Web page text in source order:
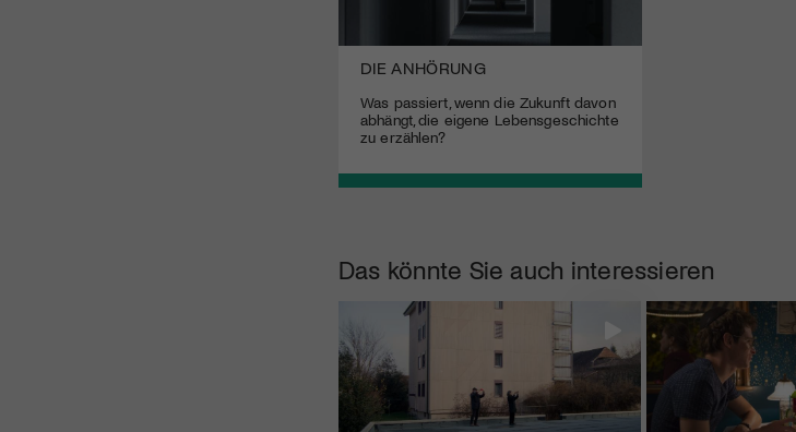
DIE ANHÖRUNG
Was passiert, wenn die Zukunft davon
abhängt, die eigene Lebensgeschichte
zu erzählen?
Das könnte Sie auch interessieren